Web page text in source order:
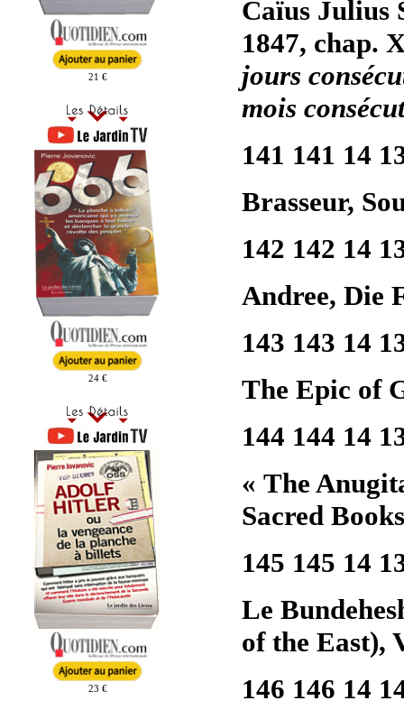
21 €
24 €
23 €
Caïus Julius
1847, chap.
jours
mois
141 141 14
Brasseur,
142 142 14
Andree, Die
143 143 14
The Epic of
144 144 14
« The
Sacred
145 145 14
Le
of the East),
146 146 14